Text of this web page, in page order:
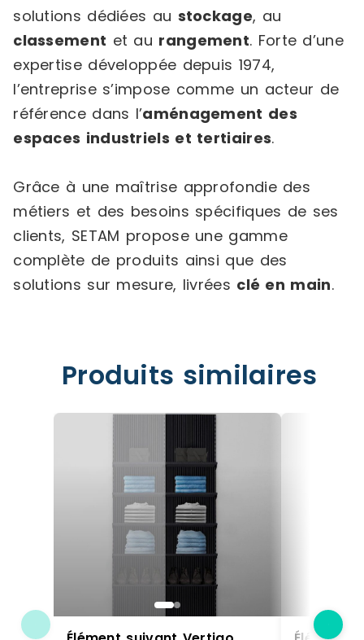
solutions dédiées au stockage, au
classement et au rangement. Forte d’une
expertise développée depuis 1974,
l’entreprise s’impose comme un acteur de
référence dans l’aménagement des
espaces industriels et tertiaires.
Grâce à une maîtrise approfondie des
métiers et des besoins spécifiques de ses
clients, SETAM propose une gamme
complète de produits ainsi que des
solutions sur mesure, livrées clé en main.
Produits similaires